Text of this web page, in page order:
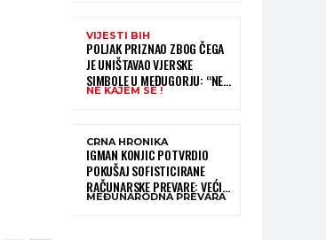
VIJESTI BIH
POLJAK PRIZNAO ZBOG ČEGA
JE UNIŠTAVAO VJERSKE
SIMBOLE U MEĐUGORJU: “NE
KAJEM SE I PONOVIO BIH SVE”
NE KAJEM SE !
CRNA HRONIKA
IGMAN KONJIC POTVRDIO
POKUŠAJ SOFISTICIRANE
RAČUNARSKE PREVARE: VEĆI
DIO NOVCA BLOKIRAN,
MEĐUNARODNA PREVARA